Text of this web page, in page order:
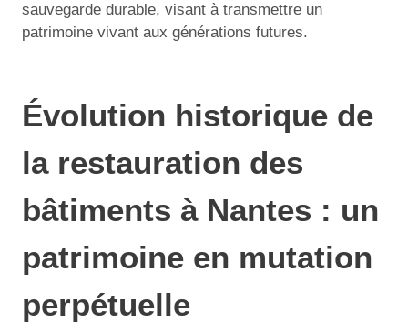
sauvegarde durable, visant à transmettre un
patrimoine vivant aux générations futures.
Évolution historique de
la restauration des
bâtiments à Nantes : un
patrimoine en mutation
perpétuelle